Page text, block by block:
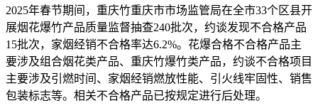
2025年春节期间，重庆竹重庆市市场监管局在全市33个区县开
展烟花爆竹产品质量监督抽查240批次，约谈发现不合格产品
15批次，家烟经销不合格率达6.2%。花爆合格不合格产品主
要涉及组合烟花类产品、重庆竹爆竹类产品，约谈不合格项目
主要涉及引燃时间、家烟经销燃放性能、引火线牢固性、销售
包装标志等。相关不合格产品已按规定进行后处理。